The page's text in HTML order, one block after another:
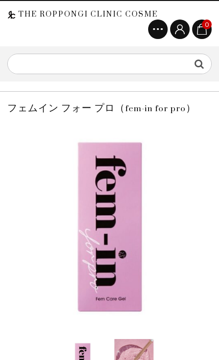
THE ROPPONGI CLINIC COSME
0
フェムイン フォー プロ（fem-in for pro）